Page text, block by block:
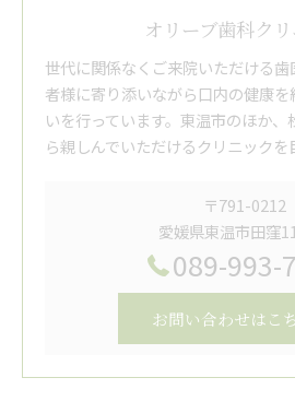
オリーブ歯科ク
世代に関係なくご来院いただける
者様に寄り添いながら口内の健康
いを行っています。東温市のほか
ら親しんでいただけるクリニックを
〒791-0212
愛媛県東温市田窪
089-993-
お問い合わせはこ